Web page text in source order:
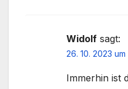
Widolf sagt:
26. 10. 2023
Immerhin ist